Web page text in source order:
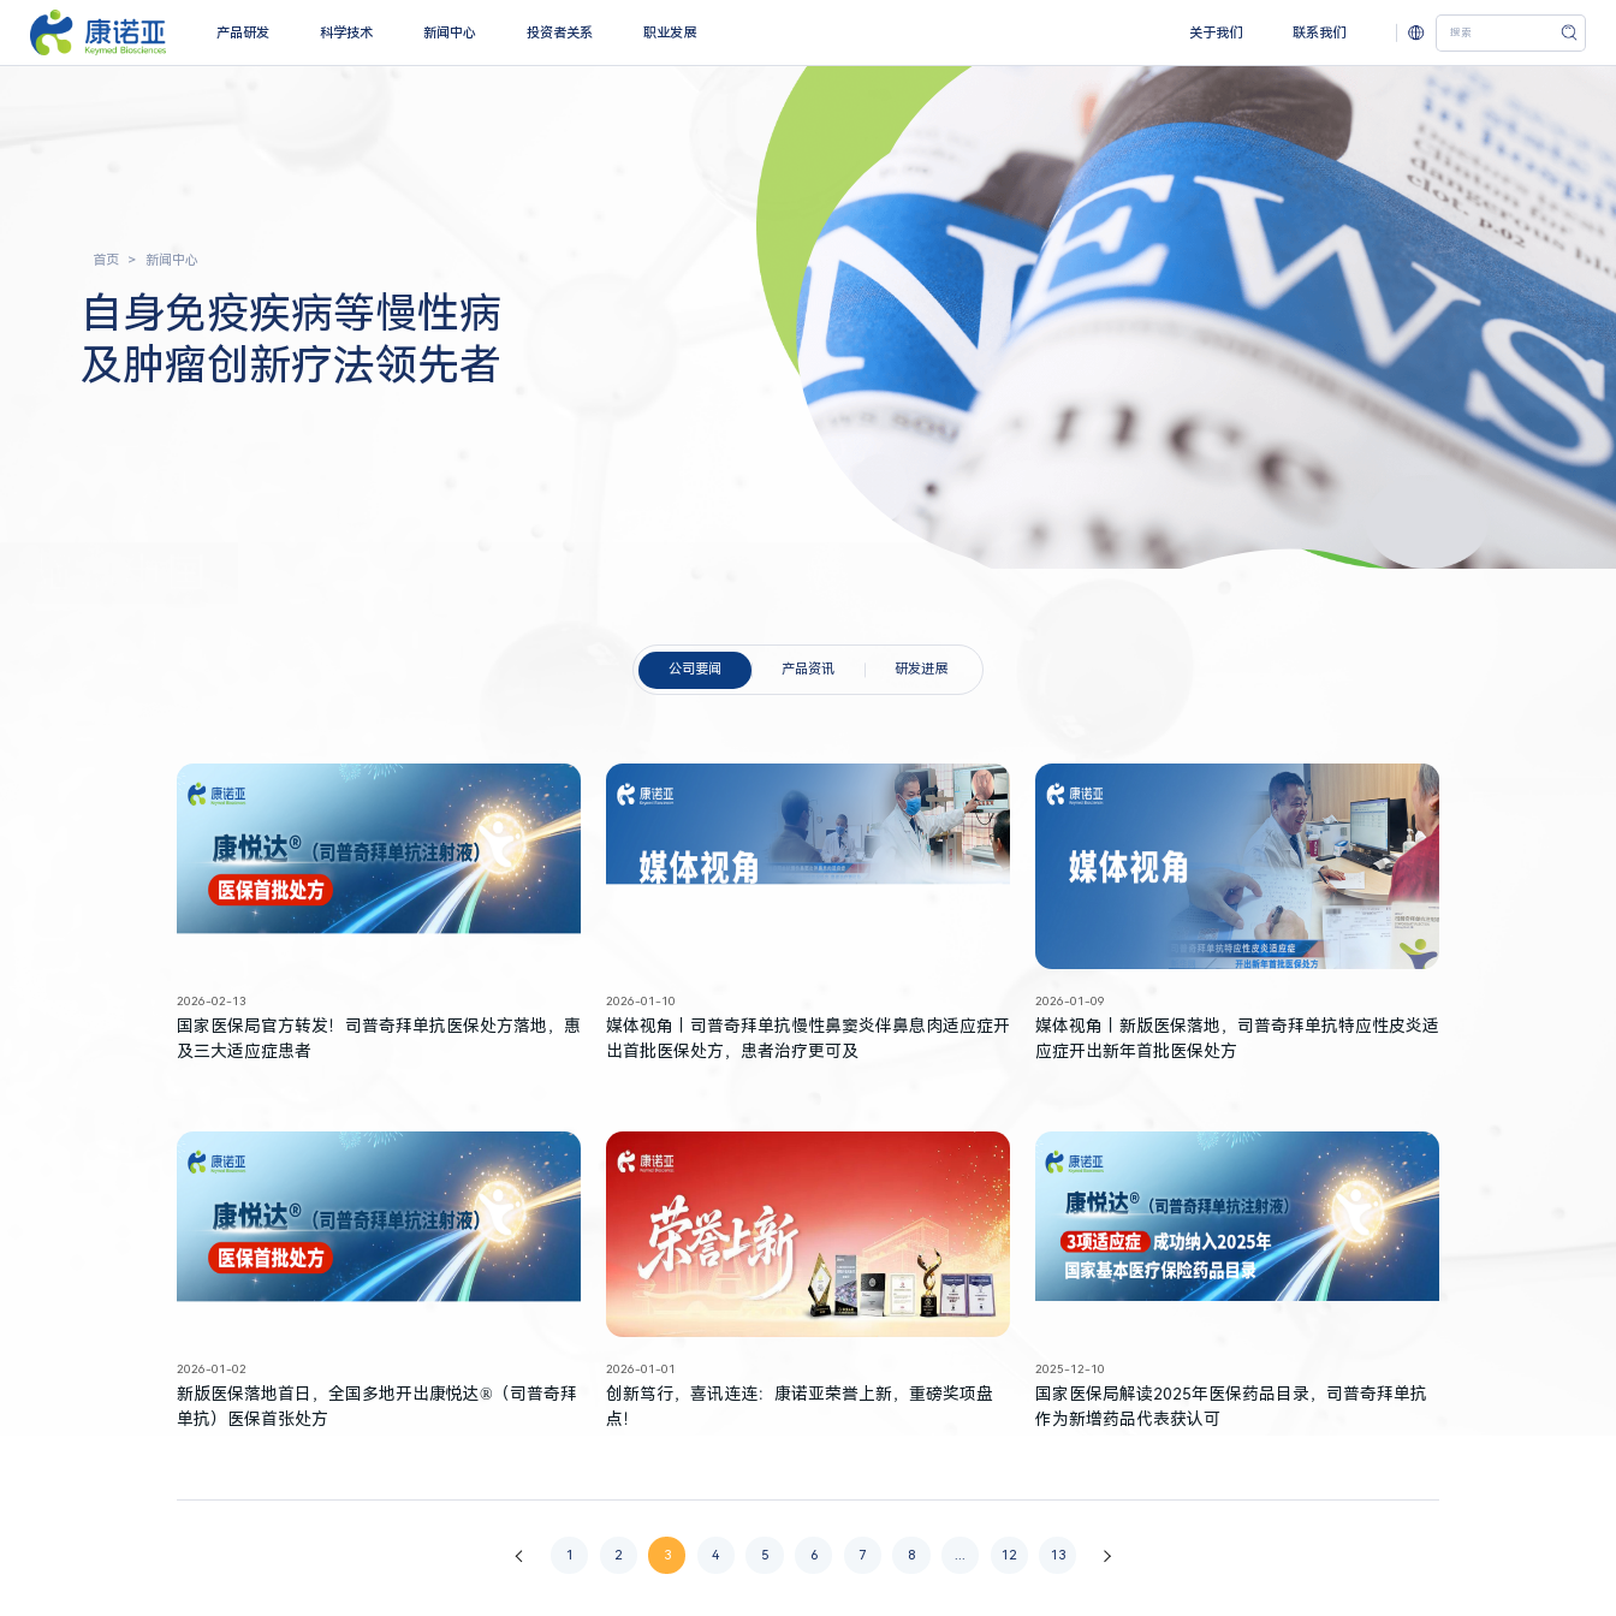
产品研发 科学技术 新闻中心 投资者关系 职业发展 关于我们 联系我们
首页 新闻中心
自身免疫疾病等慢性病
及肿瘤创新疗法领先者
公司要闻 产品资讯 研发进展
2026-02-13
国家医保局官方转发！司普奇拜单抗医保处方落地，惠
及三大适应症患者
2026-01-10
媒体视角｜司普奇拜单抗慢性鼻窦炎伴鼻息肉适应症开
出首批医保处方，患者治疗更可及
2026-01-09
媒体视角｜新版医保落地，司普奇拜单抗特应性皮炎适
应症开出新年首批医保处方
2026-01-02
新版医保落地首日，全国多地开出康悦达®（司普奇拜
单抗）医保首张处方
2026-01-01
创新笃行，喜讯连连：康诺亚荣誉上新，重磅奖项盘
点！
2025-12-10
国家医保局解读2025年医保药品目录，司普奇拜单抗
作为新增药品代表获认可
1 2 3 4 5 6 7 8 ... 12 13